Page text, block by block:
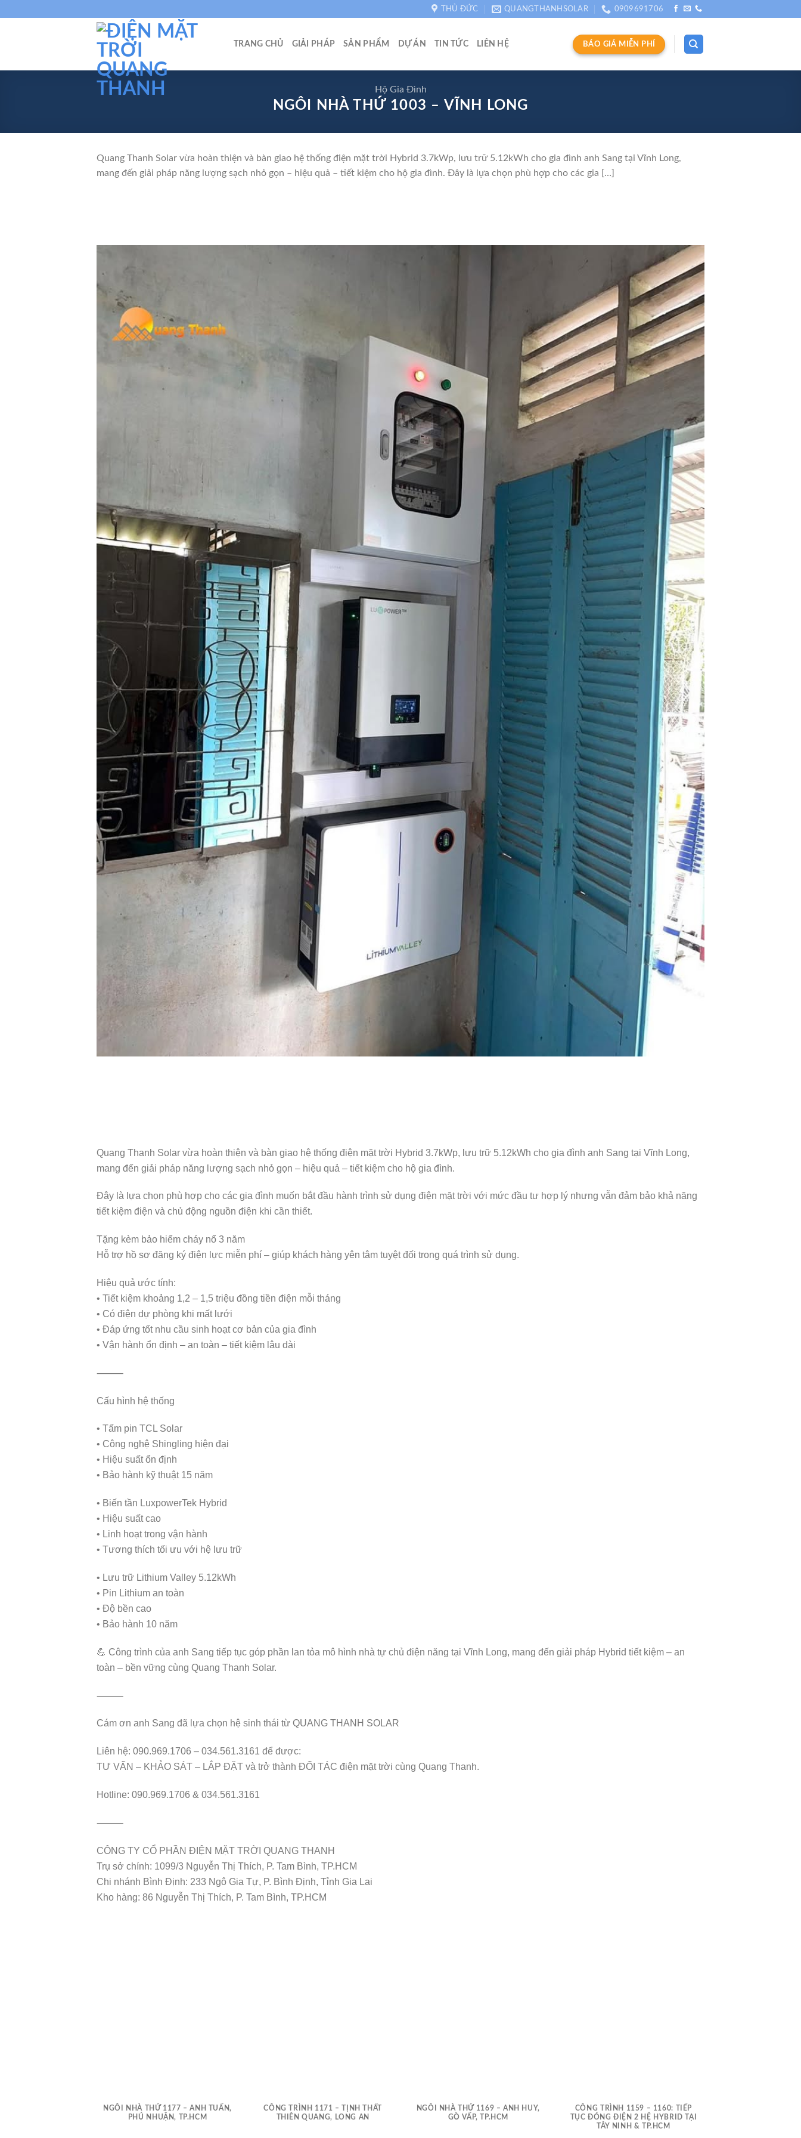
THỦ ĐỨC QUANGTHANHSOLAR 0909691706
TRANG CHỦ GIẢI PHÁP SẢN PHẨM DỰ ÁN TIN TỨC LIÊN HỆ BÁO GIÁ MIỄN PHÍ
Hộ Gia Đình
NGÔI NHÀ THỨ 1003 – VĨNH LONG
Quang Thanh Solar vừa hoàn thiện và bàn giao hệ thống điện mặt trời Hybrid 3.7kWp, lưu trữ 5.12kWh cho gia đình anh Sang tại Vĩnh Long,
mang đến giải pháp năng lượng sạch nhỏ gọn – hiệu quả – tiết kiệm cho hộ gia đình. Đây là lựa chọn phù hợp cho các gia […]
Quang Thanh Solar vừa hoàn thiện và bàn giao hệ thống điện mặt trời Hybrid 3.7kWp, lưu trữ 5.12kWh cho gia đình anh Sang tại Vĩnh Long,
mang đến giải pháp năng lượng sạch nhỏ gọn – hiệu quả – tiết kiệm cho hộ gia đình.
Đây là lựa chọn phù hợp cho các gia đình muốn bắt đầu hành trình sử dụng điện mặt trời với mức đầu tư hợp lý nhưng vẫn đảm bảo khả năng
tiết kiệm điện và chủ động nguồn điện khi cần thiết.
Tặng kèm bảo hiểm cháy nổ 3 năm
Hỗ trợ hồ sơ đăng ký điện lực miễn phí – giúp khách hàng yên tâm tuyệt đối trong quá trình sử dụng.
Hiệu quả ước tính:
• Tiết kiệm khoảng 1,2 – 1,5 triệu đồng tiền điện mỗi tháng
• Có điện dự phòng khi mất lưới
• Đáp ứng tốt nhu cầu sinh hoạt cơ bản của gia đình
• Vận hành ổn định – an toàn – tiết kiệm lâu dài
⸻
Cấu hình hệ thống
• Tấm pin TCL Solar
• Công nghệ Shingling hiện đại
• Hiệu suất ổn định
• Bảo hành kỹ thuật 15 năm
• Biến tần LuxpowerTek Hybrid
• Hiệu suất cao
• Linh hoạt trong vận hành
• Tương thích tối ưu với hệ lưu trữ
• Lưu trữ Lithium Valley 5.12kWh
• Pin Lithium an toàn
• Độ bền cao
• Bảo hành 10 năm
💪 Công trình của anh Sang tiếp tục góp phần lan tỏa mô hình nhà tự chủ điện năng tại Vĩnh Long, mang đến giải pháp Hybrid tiết kiệm – an
toàn – bền vững cùng Quang Thanh Solar.
⸻
Cám ơn anh Sang đã lựa chọn hệ sinh thái từ QUANG THANH SOLAR
Liên hệ: 090.969.1706 – 034.561.3161 để được:
TƯ VẤN – KHẢO SÁT – LẮP ĐẶT và trở thành ĐỐI TÁC điện mặt trời cùng Quang Thanh.
Hotline: 090.969.1706 & 034.561.3161
⸻
CÔNG TY CỔ PHẦN ĐIỆN MẶT TRỜI QUANG THANH
Trụ sở chính: 1099/3 Nguyễn Thị Thích, P. Tam Bình, TP.HCM
Chi nhánh Bình Định: 233 Ngô Gia Tự, P. Bình Định, Tỉnh Gia Lai
Kho hàng: 86 Nguyễn Thị Thích, P. Tam Bình, TP.HCM
NGÔI NHÀ THỨ 1177 – ANH TUẤN,
PHÚ NHUẬN, TP.HCM
CÔNG TRÌNH 1171 – TỊNH THẤT
THIÊN QUANG, LONG AN
NGÔI NHÀ THỨ 1169 – ANH HUY,
GÒ VẤP, TP.HCM
CÔNG TRÌNH 1159 – 1160: TIẾP
TỤC ĐÓNG ĐIỆN 2 HỆ HYBRID TẠI
TÂY NINH & TP.HCM